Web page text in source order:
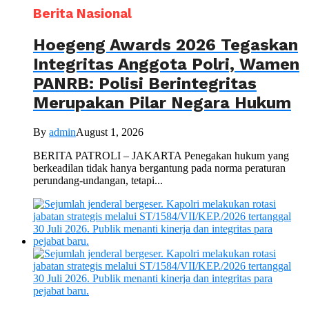
Berita Nasional
Hoegeng Awards 2026 Tegaskan
Integritas Anggota Polri, Wamen
PANRB: Polisi Berintegritas
Merupakan Pilar Negara Hukum
By adminAugust 1, 2026
BERITA PATROLI – JAKARTA Penegakan hukum yang
berkeadilan tidak hanya bergantung pada norma peraturan
perundang-undangan, tetapi...